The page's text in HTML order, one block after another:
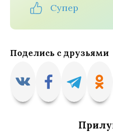
Супер
Поделись с друзьями